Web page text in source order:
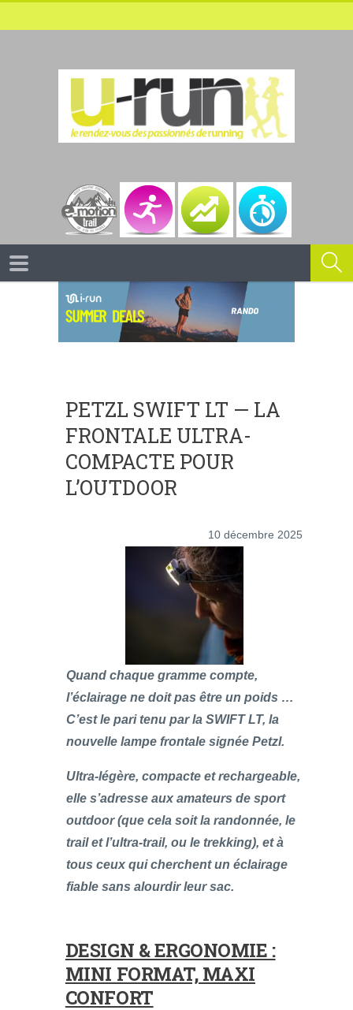
PETZL SWIFT LT — LA
FRONTALE ULTRA-
COMPACTE POUR
L’OUTDOOR
10 décembre 2025
Quand chaque gramme compte,
l’éclairage ne doit pas être un poids …
C’est le pari tenu par la SWIFT LT, la
nouvelle lampe frontale signée Petzl.
Ultra-légère, compacte et rechargeable,
elle s’adresse aux amateurs de sport
outdoor (que cela soit la randonnée, le
trail et l’ultra-trail, ou le trekking), et à
tous ceux qui cherchent un éclairage
fiable sans alourdir leur sac.
DESIGN & ERGONOMIE :
MINI FORMAT, MAXI
CONFORT